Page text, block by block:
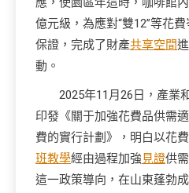
億元級，為應對“雙12”等花
保證，完成了財產共享空間
動。
2025年11月26日，產業
印發《關于加強花費品供需
費的實行計劃》，明白以花
班教學經由過程加強見證供
這一政策導向，在山東蓬勃